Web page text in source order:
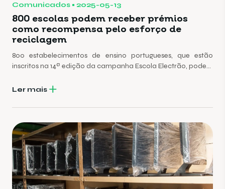
Comunicados 2025-05-13
800 escolas podem receber prémios
como recompensa pelo esforço de
reciclagem
800 estabelecimentos de ensino portugueses, que estão
inscritos na 14ª edição da campanha Escola Electrão, podem
esforço da reciclagem.
Ler mais